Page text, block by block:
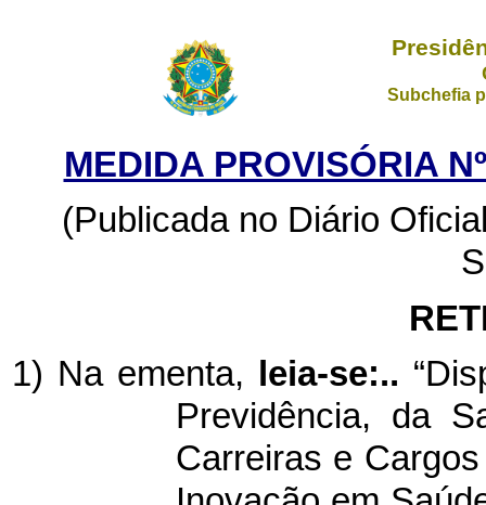
Subchefia
MEDIDA PROVISÓRIA
(Publicada no Diário
1) Na ementa,
leia-se:..
Previdência, da
Carreiras e